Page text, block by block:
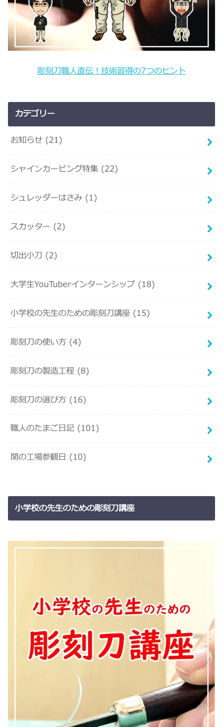
彫刻刀職人直伝！技術習得の7つのヒント
カテゴリー
お知らせ (21)
シャインカービング特集 (22)
シュレッダーはさみ (1)
スカッター (2)
切出小刀 (2)
大学生YouTuberインターンシップ (18)
小学校の先生のための彫刻刀講座 (15)
彫刻刀の使い方 (4)
彫刻刀の製造工程 (8)
彫刻刀の選び方 (16)
職人のたまご日記 (101)
関の工場参観日 (10)
小学校の先生のための彫刻刀講座